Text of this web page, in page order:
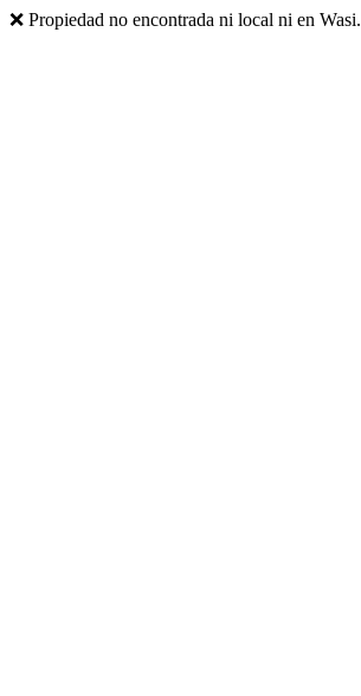
❌ Propiedad no encontrada ni local ni en Wasi.